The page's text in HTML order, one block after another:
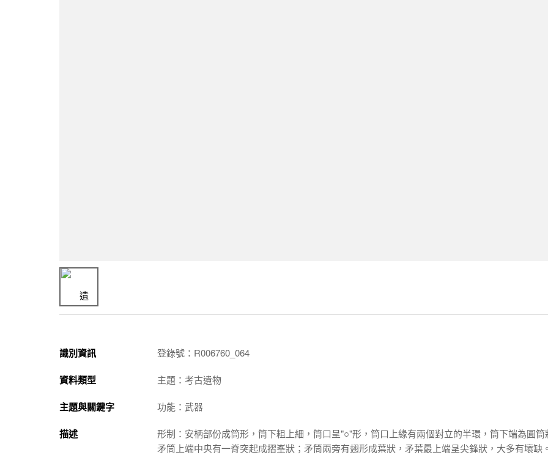
識別資訊 登錄號：R006760_064
資料類型 主題：考古遺物
主題與關鍵字 功能：武器
描述
形制：安柄部份成筒形，筒下粗上細，筒口呈"○"形，筒口上緣有兩個對立的半環，筒下端為圓筒
矛筒上端中央有一脊突起成摺峯狀；矛筒兩旁有翅形成葉狀，矛葉最上端呈尖鋒狀，大多有壞缺